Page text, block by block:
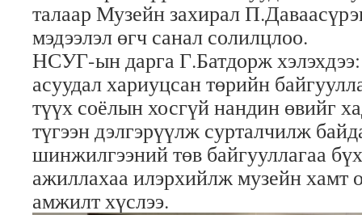
талаар Музейн захирал
мэдээлэл өгч санал солилцлоо.
НСУГ-ын дарга Г.Батдорж
асуудал хариуцсан төрийн
түүх соёлын хосгүй нандин өвийг
түгээн дэлгэрүүлж сурталчилж
шинжилгээний төв байгууллагаа
ажиллахаа илэрхийлж музейн хамт
амжилт хүслээ.